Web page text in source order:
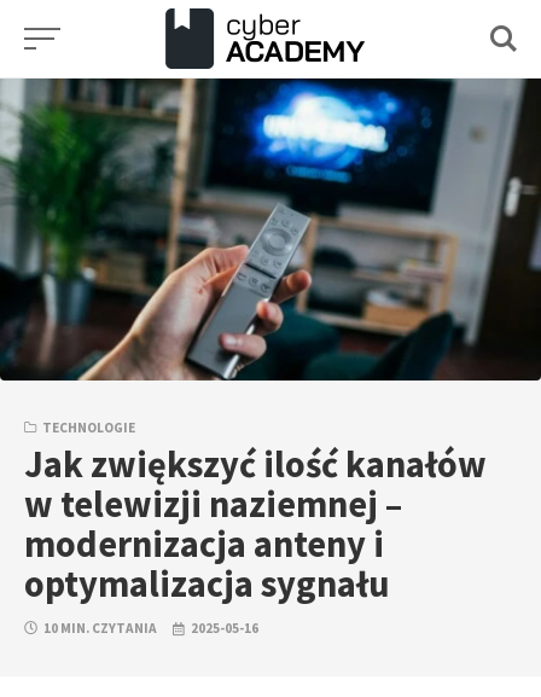
Przejdź
treści
TECHNOLOGIE
Jak zwiększyć ilość kanałów
w telewizji naziemnej –
modernizacja anteny i
optymalizacja sygnału
10 MIN. CZYTANIA 2025-05-16